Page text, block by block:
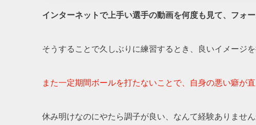
インターネットで上手い選手の動画を何度も見て、フォ
そうすることで久しぶりに練習するとき、良いイメージ
また一定期間ボールを打たないことで、自身の悪い癖が
休み明けなのにやたら調子が良い、なんて経験ありません